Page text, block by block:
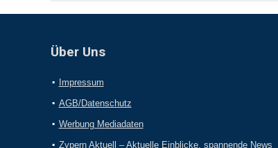
Über Uns
Impressum
AGB/Datenschutz
Werbung Mediadaten
Zypern Aktuell – Aktuelle Einblicke, spannende News